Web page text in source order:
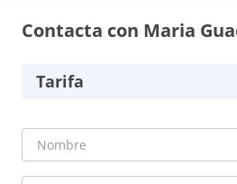
Contacta con Maria
Tarifa